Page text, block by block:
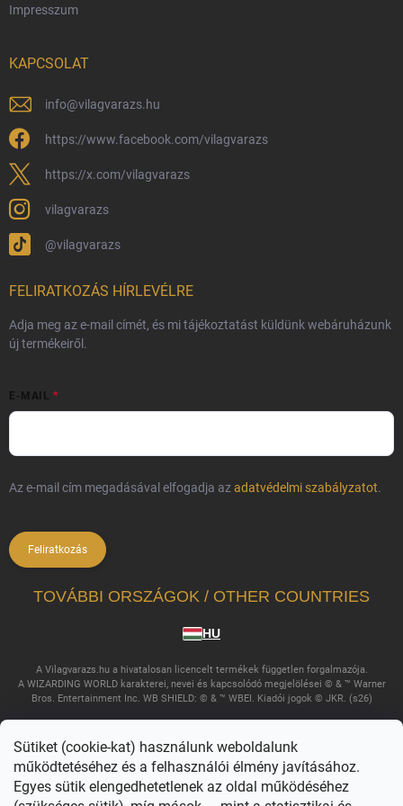
Sütiket (cookie-kat) használunk weboldalunk
működtetéséhez és a felhasználói élmény javításához.
Egyes sütik elengedhetetlenek az oldal működéséhez
Hűségprogram
Általános Szerződési Feltételek
Adatvédelmi feltételek
Védjegyek és szerzői jogok
Fémjelzés és nemesfém-tájékoztató
Impresszum
KAPCSOLAT
info@vilagvarazs.hu
https://www.facebook.com/vilagvarazs
https://x.com/vilagvarazs
vilagvarazs
@vilagvarazs
FELIRATKOZÁS HÍRLEVÉLRE
Adja meg az e-mail címét, és mi tájékoztatást küldünk webáruházunk
új termékeiről.
E-MAIL
Az e-mail cím megadásával elfogadja azadatvédelmi szabályzatot.
Feliratkozás
TOVÁBBI ORSZÁGOK / OTHER COUNTRIES
HU
A Vilagvarazs.hu a hivatalosan licencelt termékek független forgalmazója.
A WIZARDING WORLD karakterei, nevei és kapcsolódó megjelölései © & ™ Warner
Bros. Entertainment Inc. WB SHIELD: © & ™ WBEI. Kiadói jogok © JKR. (s26)